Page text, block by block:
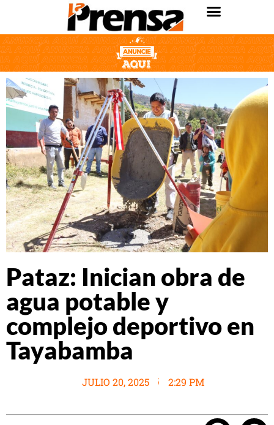
Pataz: Inician obra de
agua potable y
complejo deportivo en
Tayabamba
JULIO 20, 2025 2:29 PM